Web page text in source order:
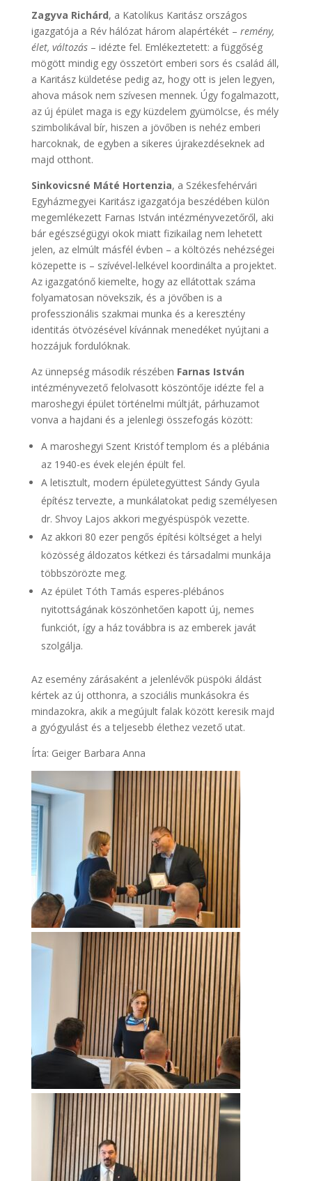
Zagyva Richárd, a Katolikus Karitász országos
igazgatója a Rév hálózat három alapértékét – remény,
élet, változás– idézte fel. Emlékeztetett: a függőség
mögött mindig egy összetört emberi sors és család áll,
a Karitász küldetése pedig az, hogy ott is jelen legyen,
ahova mások nem szívesen mennek. Úgy fogalmazott,
az új épület maga is egy küzdelem gyümölcse, és mély
szimbolikával bír, hiszen a jövőben is nehéz emberi
harcoknak, de egyben a sikeres újrakezdéseknek ad
majd otthont.
Sinkovicsné Máté Hortenzia, a Székesfehérvári
Egyházmegyei Karitász igazgatója beszédében külön
megemlékezett Farnas István intézményvezetőről, aki
bár egészségügyi okok miatt fizikailag nem lehetett
jelen, az elmúlt másfél évben – a költözés nehézségei
közepette is – szívével-lelkével koordinálta a projektet.
Az igazgatónő kiemelte, hogy az ellátottak száma
folyamatosan növekszik, és a jövőben is a
professzionális szakmai munka és a keresztény
identitás ötvözésével kívánnak menedéket nyújtani a
hozzájuk fordulóknak.
Az ünnepség második részében Farnas István
intézményvezető felolvasott köszöntője idézte fel a
maroshegyi épület történelmi múltját, párhuzamot
vonva a hajdani és a jelenlegi összefogás között:
A maroshegyi Szent Kristóf templom és a plébánia
az 1940-es évek elején épült fel.
A letisztult, modern épületegyüttest Sándy Gyula
építész tervezte, a munkálatokat pedig személyesen
dr. Shvoy Lajos akkori megyéspüspök vezette.
Az akkori 80 ezer pengős építési költséget a helyi
közösség áldozatos kétkezi és társadalmi munkája
többszörözte meg.
Az épület Tóth Tamás esperes-plébános
nyitottságának köszönhetően kapott új, nemes
funkciót, így a ház továbbra is az emberek javát
szolgálja.
Az esemény zárásaként a jelenlévők püspöki áldást
kértek az új otthonra, a szociális munkásokra és
mindazokra, akik a megújult falak között keresik majd
a gyógyulást és a teljesebb élethez vezető utat.
Írta: Geiger Barbara Anna